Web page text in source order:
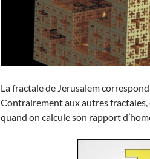
La fractale de Jerusalem
Contrairement aux autres
quand on calcule son rapport